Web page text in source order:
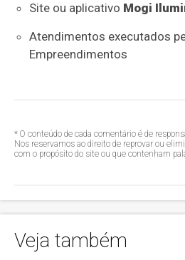
Site ou aplicativo Mogi
Atendimentos executados
Empreendimentos
* O conteúdo de cada comentário é de
Nos reservamos ao direito de reprovar ou
com o propósito do site ou que contenham
Veja também